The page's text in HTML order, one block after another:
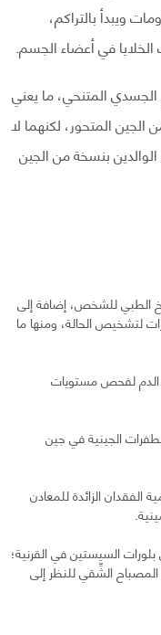
ويبدأ بالتراكم،
في أعضاء الجسم.
المتنحي، ما يعني
الجين المتحور، لكنهما لا
بنسخة من الجين
الطبي للشخص، إضافة إلى
لتشخيص الحالة، ومنها ما
الدم لفحص مستويات
الجينية في جين
الفقدان الزائدة للمعادن
السيستين في القرنية؛
الشِّقي للنظر إلى